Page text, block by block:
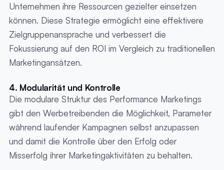
Unternehmen ihre Ressourcen gezielter einsetzen
können. Diese Strategie ermöglicht eine effektivere
Zielgruppenansprache und verbessert die
Fokussierung auf den ROI im Vergleich zu traditionellen
Marketingansätzen.
4. Modularität und Kontrolle
Die modulare Struktur des Performance Marketings
gibt den Werbetreibenden die Möglichkeit, Parameter
während laufender Kampagnen selbst anzupassen
und damit die Kontrolle über den Erfolg oder
Misserfolg ihrer Marketingaktivitäten zu behalten.